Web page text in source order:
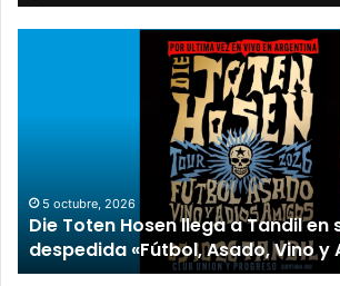
5 octubre, 2026
Die Toten Hosen llega a Tandil en
despedida «Fútbol, Asado, Vino y